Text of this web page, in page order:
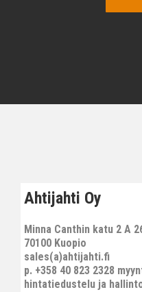
Ahtijahti Oy
Minna Canthin katu 2 A
70100 Kuopio
sales(a)ahtijahti.fi
p. +358 40 823 2328
hintatiedustelu ja